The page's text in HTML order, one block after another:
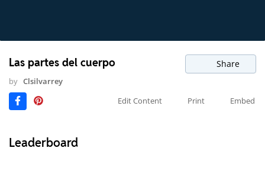
Las partes del cuerpo Share
by Clsilvarrey
Edit Content
Print Embed
Leaderboard